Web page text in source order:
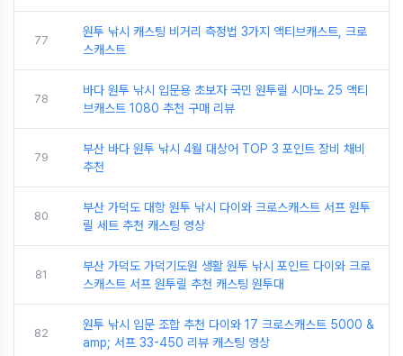
77
원투 낚시 캐스팅 비거리 측정법 3가지 액티브캐스트, 크로
스캐스트
78
바다 원투 낚시 입문용 초보자 국민 원투릴 시마노 25 액티
브캐스트 1080 추천 구매 리뷰
79
부산 바다 원투 낚시 4월 대상어 TOP 3 포인트 장비 채비
추천
80
부산 가덕도 대항 원투 낚시 다이와 크로스캐스트 서프 원투
릴 세트 추천 캐스팅 영상
81
부산 가덕도 가덕기도원 생활 원투 낚시 포인트 다이와 크로
스캐스트 서프 원투릴 추천 캐스팅 원투대
82
원투 낚시 입문 조합 추천 다이와 17 크로스캐스트 5000 &
amp; 서프 33-450 리뷰 캐스팅 영상